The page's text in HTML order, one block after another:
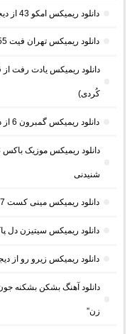
دانلود ریمیکس امکو 43 از دیجی ام کو (پادکست طولانی عاشقانه)
دانلود ریمیکس تهران فیت 55 از دیجی باربد و محمد موریانی
دانلود ریمیکس یادت رفت
کُردی)
دانلود ریمیکس گمبرون 6 از دیجی 4A (ریمیکس طولانی شاد بندری جنوبی)
شنیدنی
دانلود ریمیکس مینی کست 7 از دیجی مهراس
دانلود ریمیکس سیتیزن دل
دانلود ریمیکس زیرو رو از
دانلود آهنگ بشکن بشکنه
زن”